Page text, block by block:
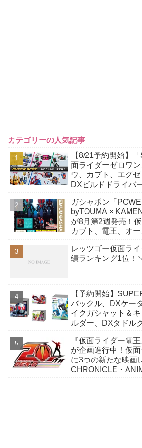
カテゴリーの人気記事
【8/21予約開始】
面ライダーゼロワ
ウ、カブト、エグ
DXビルドドライバ
か12点！
ガシャポン「
byTOUMA ×
が8月第2週発売！
カブト、電王、オ
レッツゴー仮面ラ
績ランキング1位！
【予約開始】
バックル、DXケー
イクガシャット＆
ルダー、DXタドル
売！
『仮面ライダー電
が企画進行中！仮
に3つの新たな映画
CHRONICLE・